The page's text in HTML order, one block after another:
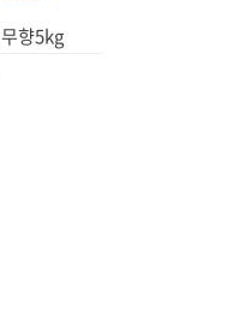
향5kg